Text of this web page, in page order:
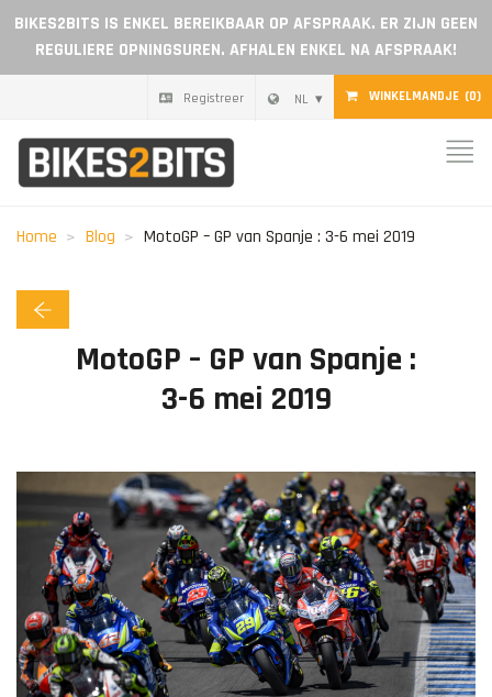
BIKES2BITS IS ENKEL BEREIKBAAR OP AFSPRAAK. ER ZIJN GEEN
REGULIERE OPNINGSUREN. AFHALEN ENKEL NA AFSPRAAK!
WINKELMANDJE (0)
NL
Registreer
Home
Blog
Reviews
Contact
Home Blog MotoGP – GP van Spanje : 3-6 mei 2019
MotoGP – GP van Spanje :
3-6 mei 2019